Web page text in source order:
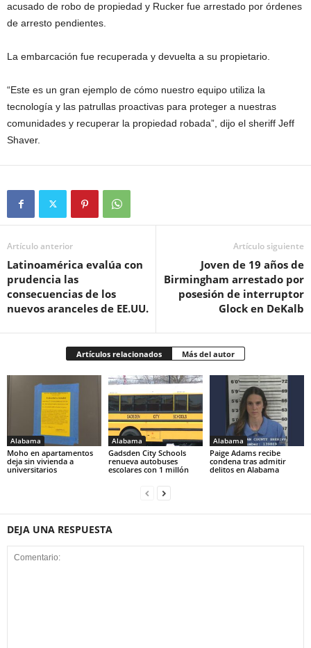
acusado de robo de propiedad y Rucker fue arrestado por órdenes
de arresto pendientes.
La embarcación fue recuperada y devuelta a su propietario.
“Este es un gran ejemplo de cómo nuestro equipo utiliza la
tecnología y las patrullas proactivas para proteger a nuestras
comunidades y recuperar la propiedad robada”, dijo el sheriff Jeff
Shaver.
Artículo anterior
Latinoamérica evalúa con
prudencia las
consecuencias de los
nuevos aranceles de EE.UU.
Artículo siguiente
Joven de 19 años de
Birmingham arrestado por
posesión de interruptor
Glock en DeKalb
Artículos relacionados Más del autor
Alabama
Moho en apartamentos
deja sin vivienda a
universitarios
Alabama
Gadsden City Schools
renueva autobuses
escolares con 1 millón
Alabama
Paige Adams recibe
condena tras admitir
delitos en Alabama
DEJA UNA RESPUESTA